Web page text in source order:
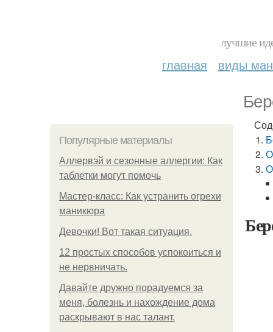
лучшие
главная виды
Популярные материалы
Аллервэй и сезонные аллергии: Как
таблетки могут помочь
Мастер-класс: Как устранить огрехи
маникюра
Девочки! Вот такая ситуация.
12 простых способов успокоиться и
не нервничать.
Давайте дружно порадуемся за
меня, болезнь и нахождение дома
раскрывают в нас талант.